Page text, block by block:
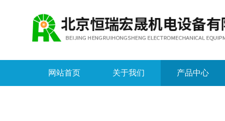
网站首页 关于我们 产品中心